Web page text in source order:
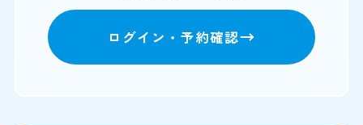
ログイン・予約確認